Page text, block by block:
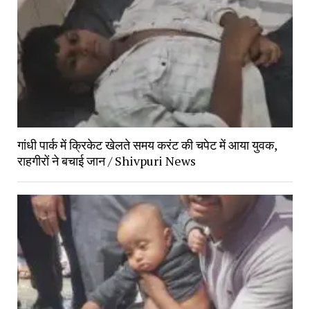
गांधी पार्क में क्रिकेट खेलते समय करंट की चपेट में आया युवक,
राहगीरों ने बचाई जान / Shivpuri News